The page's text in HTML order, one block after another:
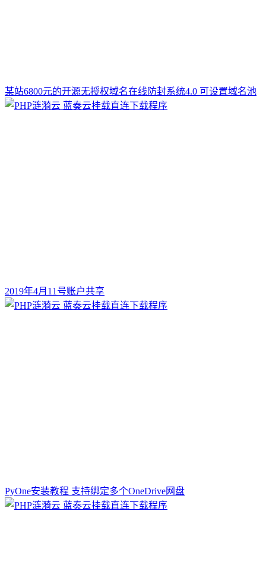
某站6800元的开源无授权域名在线防封系统4.0 可设置域名池
2019年4月11号账户共享
PyOne安装教程 支持绑定多个OneDrive网盘